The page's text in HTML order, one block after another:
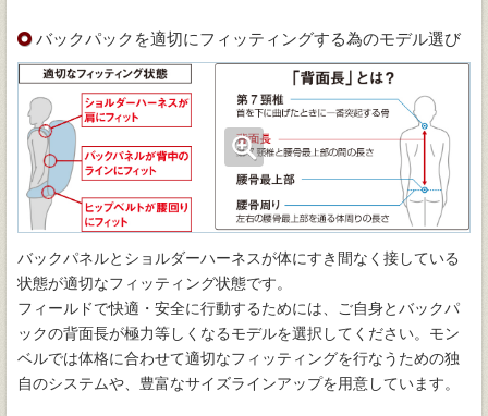
バックパックを適切にフィッティングする為のモデル選び
バックパネルとショルダーハーネスが体にすき間なく接している
状態が適切なフィッティング状態です。
フィールドで快適・安全に行動するためには、ご自身とバックパ
ックの背面長が極力等しくなるモデルを選択してください。モン
ベルでは体格に合わせて適切なフィッティングを行なうための独
自のシステムや、豊富なサイズラインアップを用意しています。